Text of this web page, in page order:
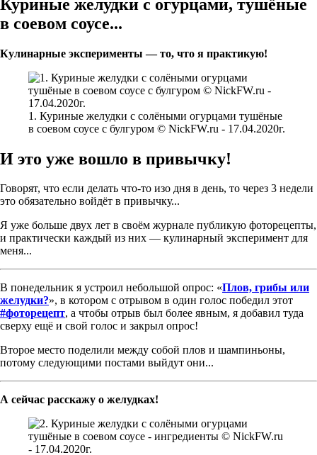
Куриные желудки с огурцами, тушёные
в соевом соусе...
Кулинарные эксперименты — то, что я практикую!
1. Куриные желудки с солёными огурцами тушёные
в соевом соусе с булгуром © NickFW.ru - 17.04.2020г.
И это уже вошло в привычку!
Говорят, что если делать что-то изо дня в день, то через 3 недели
это обязательно войдёт в привычку...
Я уже больше двух лет в своём журнале публикую фоторецепты,
и практически каждый из них — кулинарный эксперимент для
меня...
В понедельник я устроил небольшой опрос: «Плов, грибы или
желудки?», в котором с отрывом в один голос победил этот
#фоторецепт, а чтобы отрыв был более явным, я добавил туда
сверху ещё и свой голос и закрыл опрос!
Второе место поделили между собой плов и шампиньоны,
потому следующими постами выйдут они...
А сейчас расскажу о желудках!